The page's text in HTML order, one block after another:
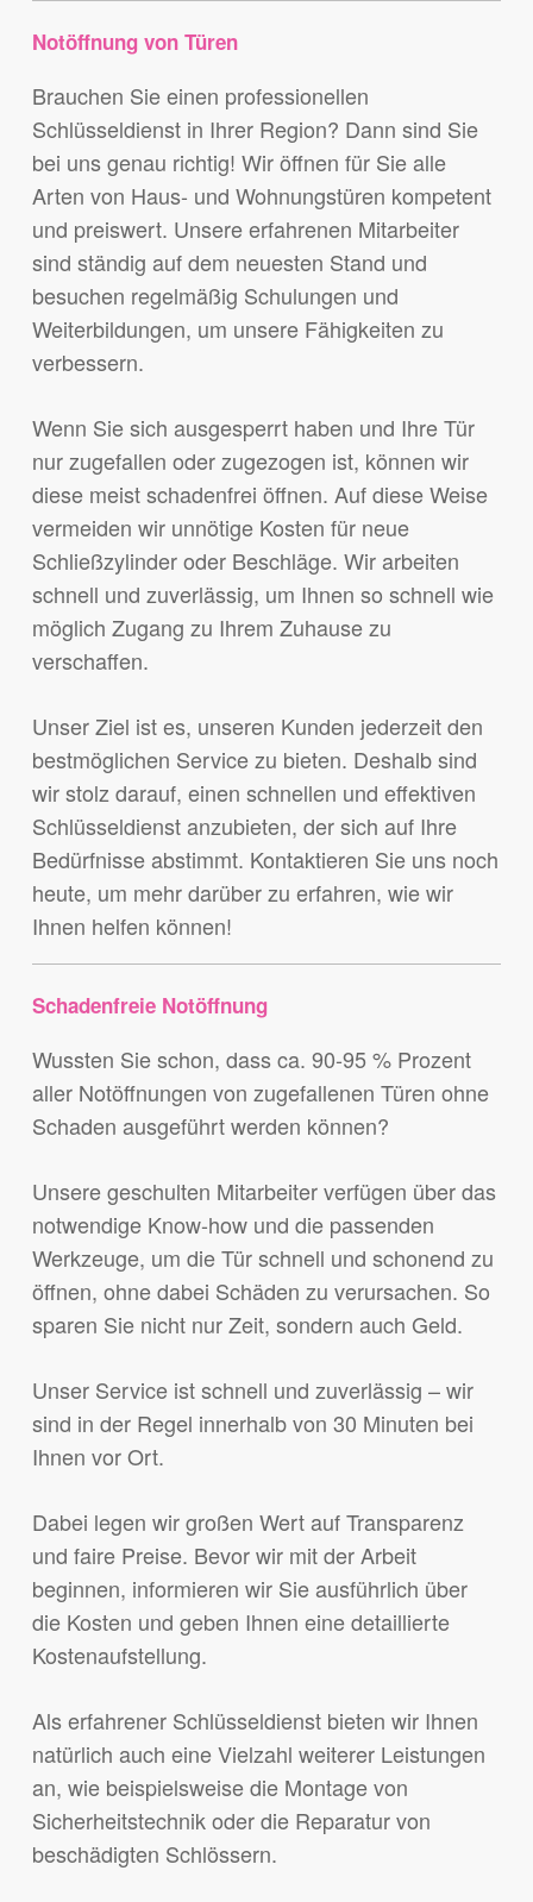
Notöffnung von Türen
Brauchen Sie einen professionellen
Schlüsseldienst in Ihrer Region? Dann sind Sie
bei uns genau richtig! Wir öffnen für Sie alle
Arten von Haus- und Wohnungstüren kompetent
und preiswert. Unsere erfahrenen Mitarbeiter
sind ständig auf dem neuesten Stand und
besuchen regelmäßig Schulungen und
Weiterbildungen, um unsere Fähigkeiten zu
verbessern.
Wenn Sie sich ausgesperrt haben und Ihre Tür
nur zugefallen oder zugezogen ist, können wir
diese meist schadenfrei öffnen. Auf diese Weise
vermeiden wir unnötige Kosten für neue
Schließzylinder oder Beschläge. Wir arbeiten
schnell und zuverlässig, um Ihnen so schnell wie
möglich Zugang zu Ihrem Zuhause zu
verschaffen.
Unser Ziel ist es, unseren Kunden jederzeit den
bestmöglichen Service zu bieten. Deshalb sind
wir stolz darauf, einen schnellen und effektiven
Schlüsseldienst anzubieten, der sich auf Ihre
Bedürfnisse abstimmt. Kontaktieren Sie uns noch
heute, um mehr darüber zu erfahren, wie wir
Ihnen helfen können!
Schadenfreie Notöffnung
Wussten Sie schon, dass ca. 90-95 % Prozent
aller Notöffnungen von zugefallenen Türen ohne
Schaden ausgeführt werden können?
Unsere geschulten Mitarbeiter verfügen über das
notwendige Know-how und die passenden
Werkzeuge, um die Tür schnell und schonend zu
öffnen, ohne dabei Schäden zu verursachen. So
sparen Sie nicht nur Zeit, sondern auch Geld.
Unser Service ist schnell und zuverlässig – wir
sind in der Regel innerhalb von 30 Minuten bei
Ihnen vor Ort.
Dabei legen wir großen Wert auf Transparenz
und faire Preise. Bevor wir mit der Arbeit
beginnen, informieren wir Sie ausführlich über
die Kosten und geben Ihnen eine detaillierte
Kostenaufstellung.
Als erfahrener Schlüsseldienst bieten wir Ihnen
natürlich auch eine Vielzahl weiterer Leistungen
an, wie beispielsweise die Montage von
Sicherheitstechnik oder die Reparatur von
beschädigten Schlössern.